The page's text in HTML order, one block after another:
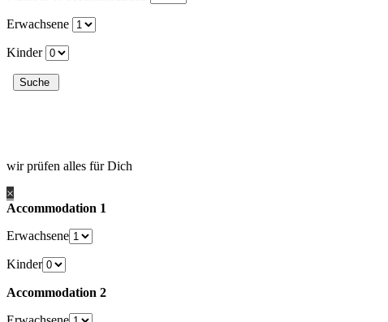
Erwachsene
Kinder
wir prüfen alles für Dich
×
Accommodation 1
Erwachsene
Kinder
Accommodation 2